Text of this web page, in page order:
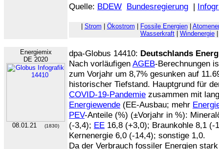
Quelle: BDEW Bundesregierung |
Strom Ökostrom Fossile Energien|
Wasserkraft
Windenergie
Energiemix
DE 2020
08.01.21 (1830)
dpa-Globus 14410: Deutschlands
Nach vorläufigen AGEB-Berechnungen
zum Vorjahr um 8,7% gesunken auf
historischer Tiefstand. Hauptgrund für
COVID-19-Pandemie zusammen mit
Energiewende (EE-Ausbau; mehr
PEV-Anteile (%) (±Vorjahr in %):
(-3,4); EE 16,8 (+3,0); Braunkohle 8,1
Kernenergie 6,0 (-14,4); sonstige 1,0.
Da der Verbrauch fossiler Energien